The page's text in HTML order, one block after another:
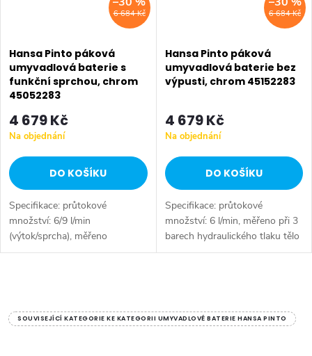
6 684 Kč
Hansa Pinto páková
umyvadlová baterie s
funkční sprchou, chrom
45052283
4 679 Kč
Na objednání
DO KOŠÍKU
Specifikace: průtokové
množství: 6/9 l/min
(výtok/sprcha), měřeno
při hydraulickém tlaku 3 bary•
6 684 Kč
Hansa Pinto páková
umyvadlová baterie bez
výpusti, chrom 45152283
4 679 Kč
Na objednání
DO KOŠÍKU
Specifikace: průtokové
množství: 6 l/min, měřeno při 3
barech hydraulického tlaku tělo
baterie: mosaz neuvolňující
vSOUVISEJÍCÍ KATEGORIE KE KATEGORII UMYVADLOVÉ BATERIE HANSA PINTO